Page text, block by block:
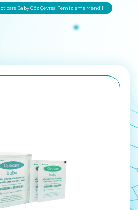
Baby Göz Çevresi Temizleme Mendili